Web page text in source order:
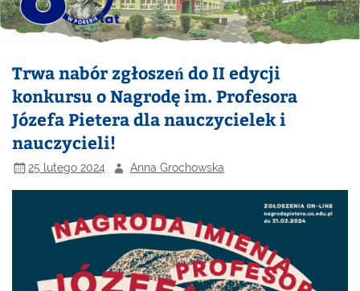
Trwa nabór zgłoszeń do II edycji
konkursu o Nagrodę im. Profesora
Józefa Pietera dla nauczycielek i
nauczycieli!
25 lutego 2024 Anna Grochowska